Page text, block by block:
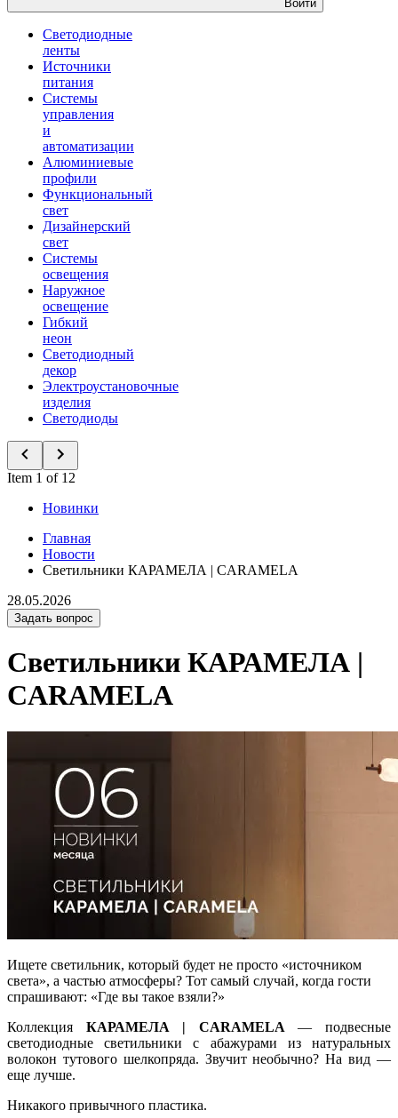
Войти
Светодиодные
ленты
Источники
питания
Системы
управления
и
автоматизации
Алюминиевые
профили
Функциональный
свет
Дизайнерский
свет
Системы
освещения
Наружное
освещение
Гибкий
неон
Светодиодный
декор
Электроустановочные
изделия
Светодиоды
Item 1 of 12
Новинки
Главная
Новости
Светильники КАРАМЕЛА | CARAMELA
28.05.2026
Задать вопрос
Светильники КАРАМЕЛА |
CARAMELA
Ищете светильник, который будет не просто «источником
света», а частью атмосферы? Тот самый случай, когда гости
спрашивают: «Где вы такое взяли?»
Коллекция КАРАМЕЛА | CARAMELA — подвесные
светодиодные светильники с абажурами из натуральных
волокон тутового шелкопряда. Звучит необычно? На вид —
еще лучше.
Никакого привычного пластика.